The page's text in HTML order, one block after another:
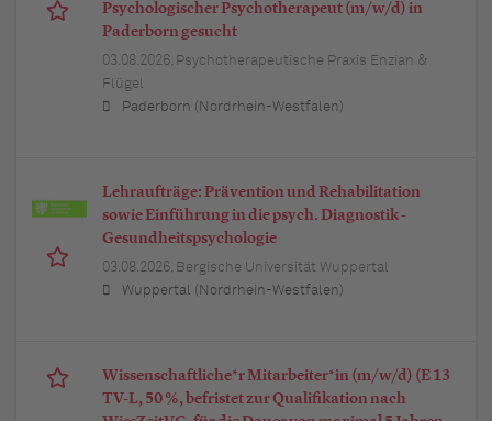
Psychologischer Psychotherapeut (m/w/d) in
Paderborn gesucht
03.08.2026, Psychotherapeutische Praxis Enzian &
Flügel
Paderborn (Nordrhein-Westfalen)
Lehraufträge: Prävention und Rehabilitation
sowie Einführung in die psych. Diagnostik -
Gesundheitspsychologie
03.08.2026, Bergische Universität Wuppertal
Wuppertal (Nordrhein-Westfalen)
Wissenschaftliche*r Mitarbeiter*in (m/w/d) (E 13
TV-L, 50 %, befristet zur Qualifikation nach